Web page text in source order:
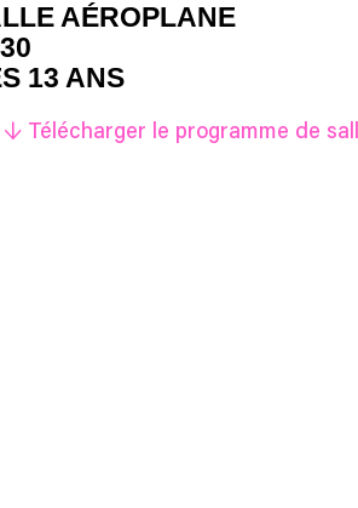
AÉROPLANE
13 ANS
↓ Télécharger le programme de